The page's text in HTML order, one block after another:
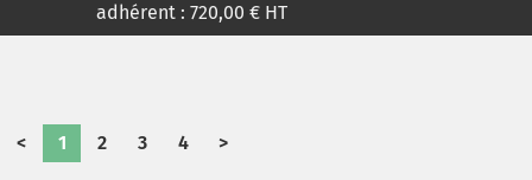
adhérent : 720,00 € HT
< 1 2 3 4 >